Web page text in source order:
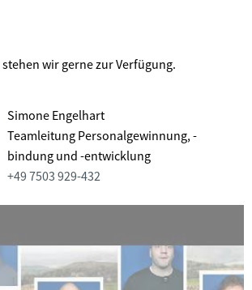
wir gerne zur Verfügung.
Simone Engelhart
Teamleitung Personalgewinnung, -
bindung und -entwicklung
+49 7503 929-432